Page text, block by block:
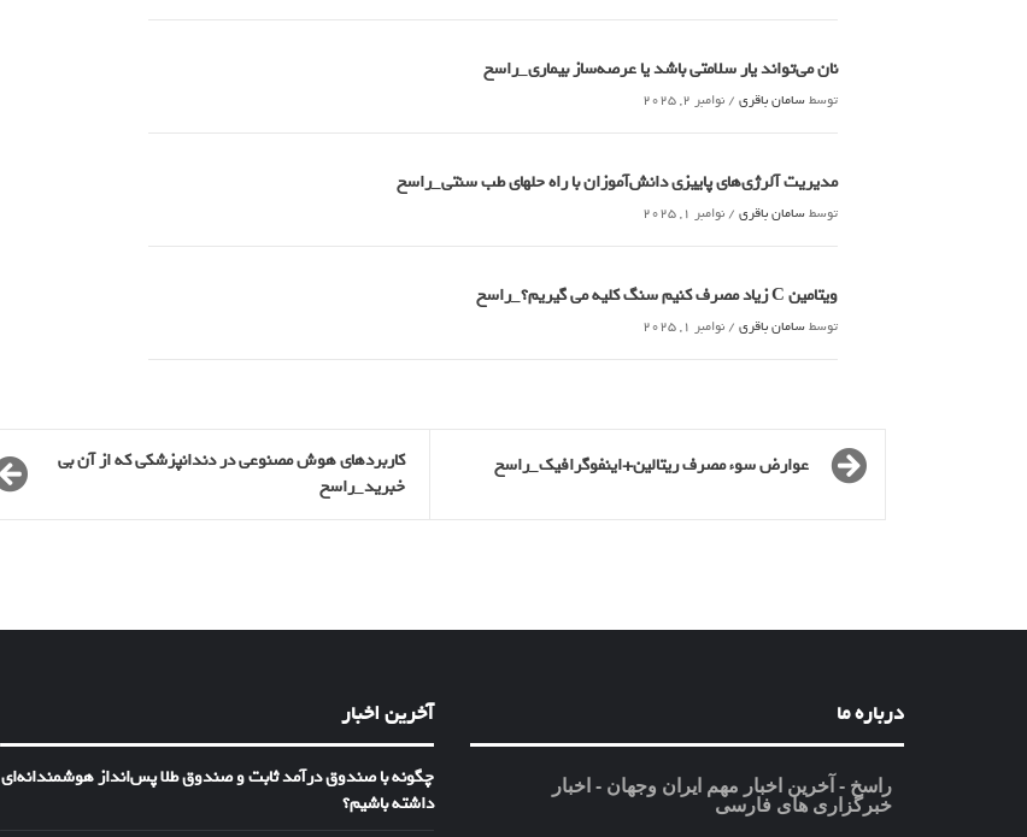
نان می‌تواند یار سلامتی باشد یا عرصه‌ساز بیماری_راسخ
توسطسامان باقری / نوامبر 2, 2025
مدیریت آلرژی‌های پاییزی دانش‌آموزان با راه حلهای طب سنتی_راسخ
توسطسامان باقری / نوامبر 1, 2025
ویتامین C زیاد مصرف کنیم سنگ کلیه می گیریم؟_راسخ
توسطسامان باقری / نوامبر 1, 2025
عوارض سوء مصرف ریتالین+اینفوگرافیک_راسخ
کاربردهای هوش مصنوعی در دندانپزشکی که از آن بی
خبرید_راسخ
درباره ما
راسخ - آخرین اخبار مهم ایران وجهان - اخبار
خبرگزاری های فارسی
آخرین اخبار
چگونه با صندوق درآمد ثابت و صندوق طلا پس‌انداز هوشمندانه‌ای
داشته باشیم؟